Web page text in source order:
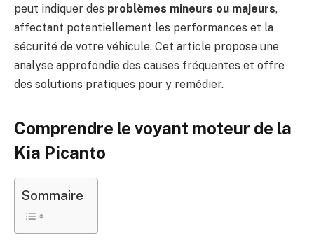
peut indiquer des problèmes mineurs ou majeurs,
affectant potentiellement les performances et la
sécurité de votre véhicule. Cet article propose une
analyse approfondie des causes fréquentes et offre
des solutions pratiques pour y remédier.
Comprendre le voyant moteur de la
Kia Picanto
Sommaire